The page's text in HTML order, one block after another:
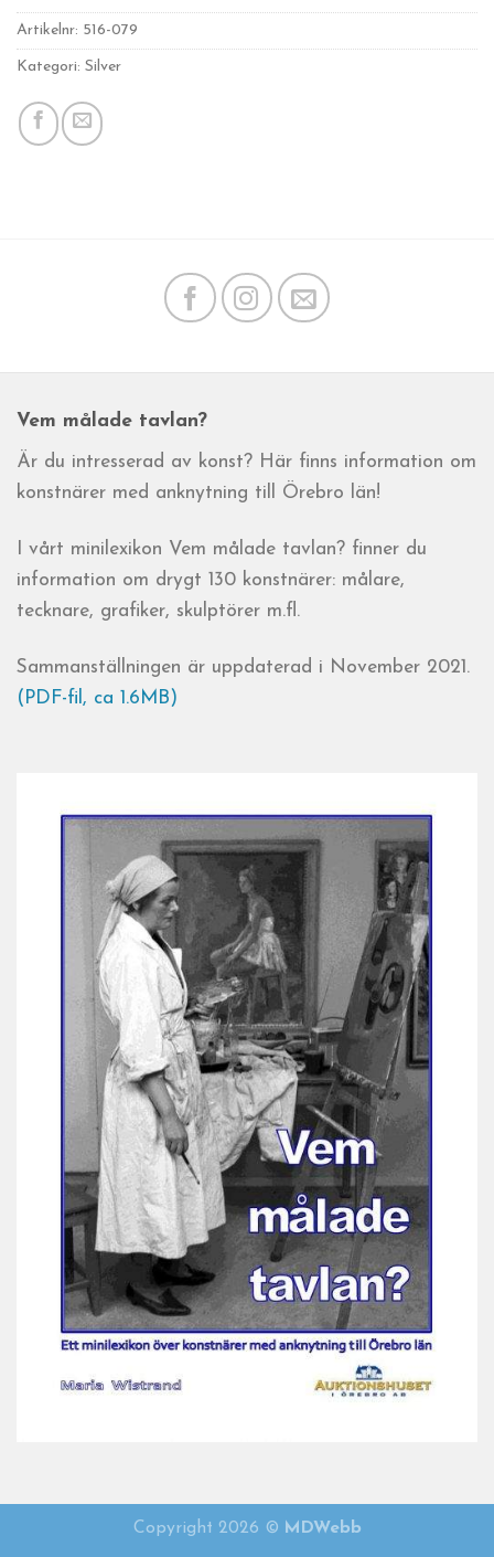
Artikelnr: 516-079
Kategori: Silver
Vem målade tavlan?
Är du intresserad av konst? Här finns information om
konstnärer med anknytning till Örebro län!
I vårt minilexikon Vem målade tavlan? finner du
information om drygt 130 konstnärer: målare,
tecknare, grafiker, skulptörer m.fl.
Sammanställningen är uppdaterad i November 2021.
(PDF-fil, ca 1.6MB)
Copyright 2026 © MDWebb